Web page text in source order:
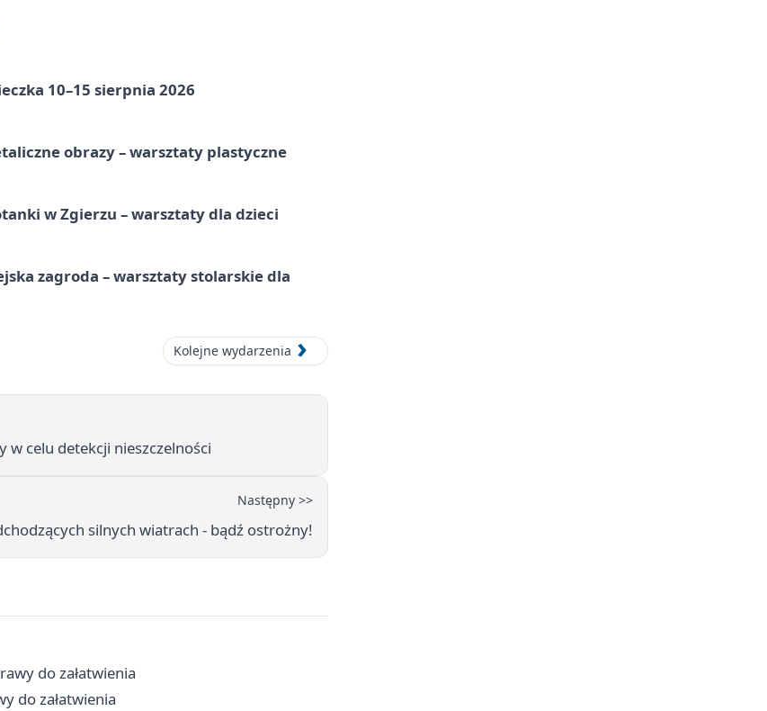
10–15 sierpnia 2026
obrazy – warsztaty plastyczne
w Zgierzu – warsztaty dla dzieci
zagroda – warsztaty stolarskie dla
Kolejne wydarzenia
celu detekcji nieszczelności
Następny >>
silnych wiatrach - bądź ostrożny!
do załatwienia
do załatwienia